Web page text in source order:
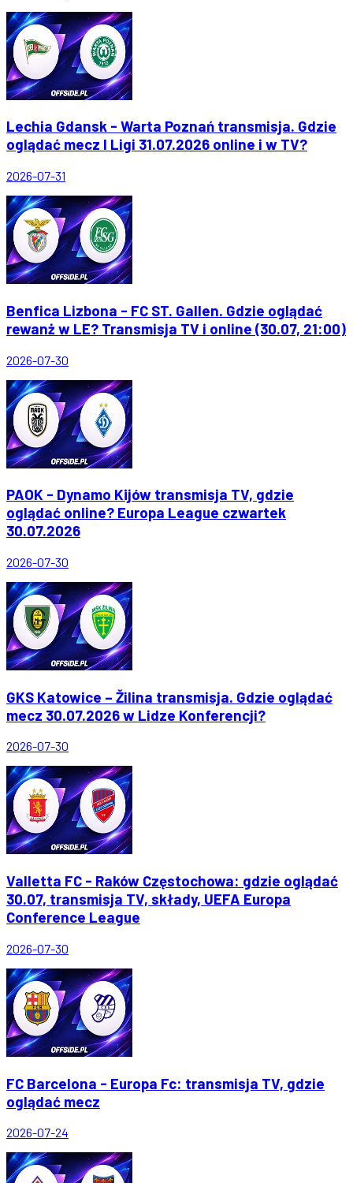
Lechia Gdansk - Warta Poznań transmisja. Gdzie
oglądać mecz I Ligi 31.07.2026 online i w TV?
2026-07-31
Benfica Lizbona - FC ST. Gallen. Gdzie oglądać
rewanż w LE? Transmisja TV i online (30.07, 21:00)
2026-07-30
PAOK - Dynamo Kijów transmisja TV, gdzie
oglądać online? Europa League czwartek
30.07.2026
2026-07-30
GKS Katowice – Žilina transmisja. Gdzie oglądać
mecz 30.07.2026 w Lidze Konferencji?
2026-07-30
Valletta FC - Raków Częstochowa: gdzie oglądać
30.07, transmisja TV, składy, UEFA Europa
Conference League
2026-07-30
FC Barcelona - Europa Fc: transmisja TV, gdzie
oglądać mecz
2026-07-24